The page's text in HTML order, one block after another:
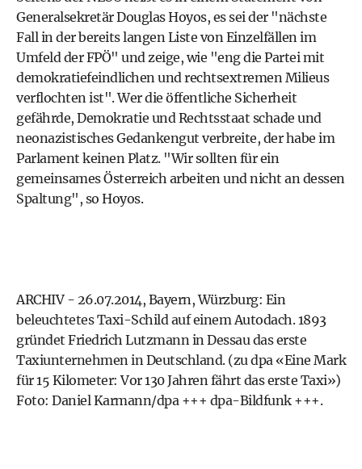
Generalsekretär Douglas Hoyos, es sei der "nächste
Fall in der bereits langen Liste von Einzelfällen im
Umfeld der FPÖ" und zeige, wie "eng die Partei mit
demokratiefeindlichen und rechtsextremen Milieus
verflochten ist". Wer die öffentliche Sicherheit
gefährde, Demokratie und Rechtsstaat schade und
neonazistisches Gedankengut verbreite, der habe im
Parlament keinen Platz. "Wir sollten für ein
gemeinsames Österreich arbeiten und nicht an dessen
Spaltung", so Hoyos.
ARCHIV - 26.07.2014, Bayern, Würzburg: Ein
beleuchtetes Taxi-Schild auf einem Autodach. 1893
gründet Friedrich Lutzmann in Dessau das erste
Taxiunternehmen in Deutschland. (zu dpa «Eine Mark
für 15 Kilometer: Vor 130 Jahren fährt das erste Taxi»)
Foto: Daniel Karmann/dpa +++ dpa-Bildfunk +++.